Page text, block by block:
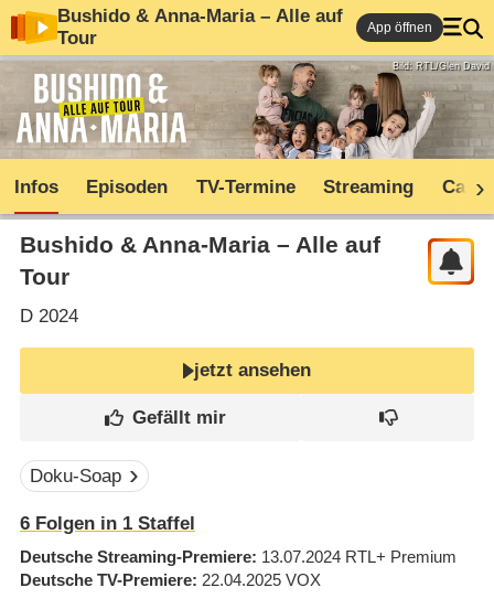
Bushido & Anna-Maria – Alle auf
Tour
App öffnen
Bild: RTL/Glen David
Infos Episoden TV-Termine Streaming Cast
Bushido & Anna-Maria – Alle auf
Tour
D2024
jetzt ansehen
Doku-Soap
6Folgen in 1Staffel
Deutsche Streaming-Premiere 13.07.2024 RTL+ Premium
Deutsche TV-Premiere 22.04.2025 VOX